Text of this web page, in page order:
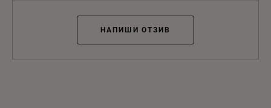
НАПИШИ ОТЗИВ